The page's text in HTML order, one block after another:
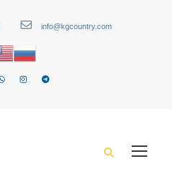
info@kgcountry.com